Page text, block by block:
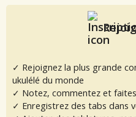
✓ Rejoignez la plus grande
ukulélé du monde
✓ Notez, commentez et
✓ Enregistrez des tabs dans